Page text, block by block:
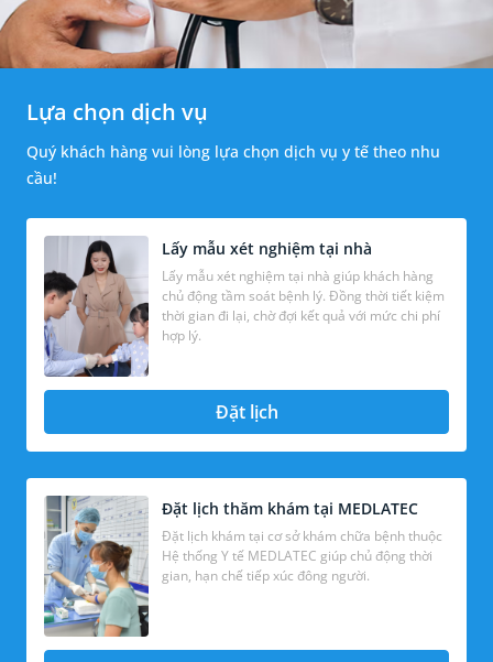
Lựa chọn dịch vụ
Quý khách hàng vui lòng lựa chọn dịch vụ y tế theo nhu
cầu!
Lấy mẫu xét nghiệm tại nhà
Lấy mẫu xét nghiệm tại nhà giúp khách hàng
chủ động tầm soát bệnh lý. Đồng thời tiết kiệm
thời gian đi lại, chờ đợi kết quả với mức chi phí
hợp lý.
Đặt lịch
Đặt lịch thăm khám tại MEDLATEC
Đặt lịch khám tại cơ sở khám chữa bệnh thuộc
Hệ thống Y tế MEDLATEC giúp chủ động thời
gian, hạn chế tiếp xúc đông người.